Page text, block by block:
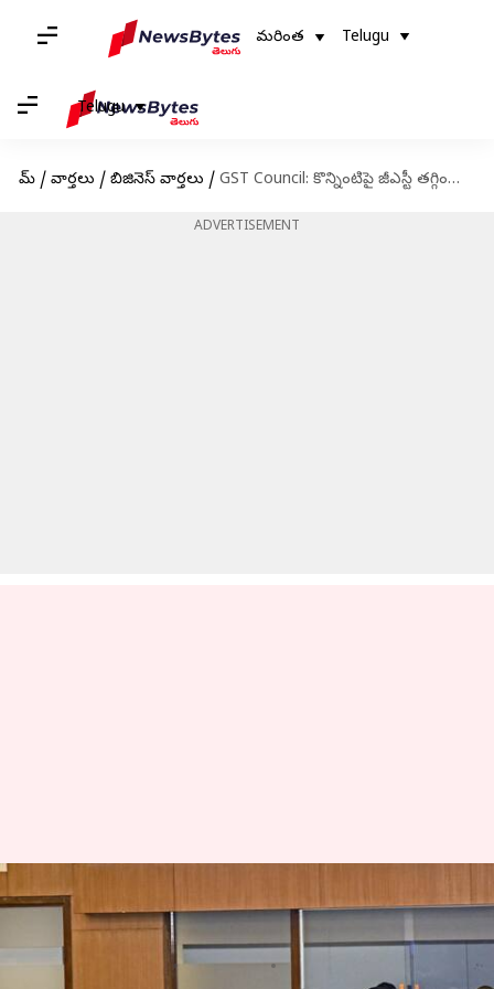
మరింత Telugu
Telugu
హోమ్ / వార్తలు / బిజినెస్ వార్తలు / GST Council: కొన్నింటిపై జీఎస్టీ తగ్గింపు, మరికొన్నింటిపై పూర్తిగా రద్దు
ADVERTISEMENT
GST Council: కొన్నింటిపై జీఎస్టీ
తగ్గింపు, మరికొన్నింటిపై పూర్తిగా రద్దు
Sirish Praharaju Sep 10, 2024 08:25 am